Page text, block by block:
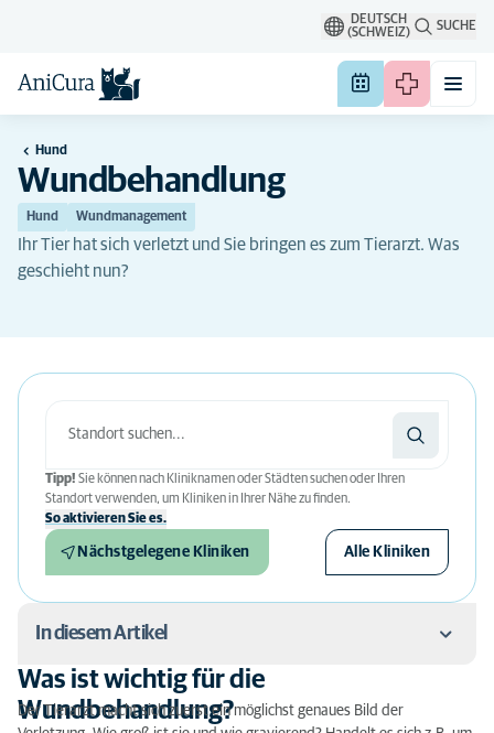
DEUTSCH
(SCHWEIZ)
SUCHE
Hund
Wundbehandlung
Hund Wundmanagement
Ihr Tier hat sich verletzt und Sie bringen es zum Tierarzt. Was
geschieht nun?
Tipp! Sie können nach Kliniknamen oder Städten suchen oder Ihren
Standort verwenden, um Kliniken in Ihrer Nähe zu finden.
So aktivieren Sie es.
Nächstgelegene Kliniken Alle Kliniken
In diesem Artikel
Was ist wichtig für die Wundbehandlung?
Was ist wichtig für die
Wundbehandlung?
Der Tierarzt macht sich zuerst ein möglichst genaues Bild der